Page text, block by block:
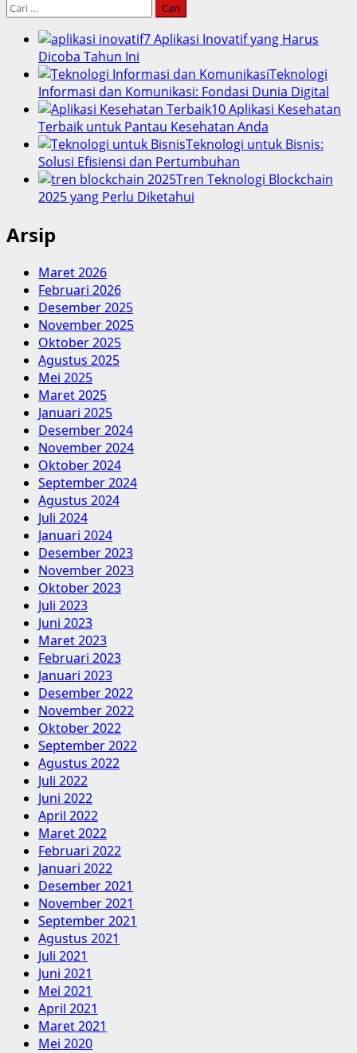
Cari
7 Aplikasi Inovatif yang Harus
Dicoba Tahun Ini
Teknologi
Informasi dan Komunikasi: Fondasi Dunia Digital
10 Aplikasi Kesehatan
Terbaik untuk Pantau Kesehatan Anda
Teknologi untuk Bisnis:
Solusi Efisiensi dan Pertumbuhan
Tren Teknologi Blockchain
2025 yang Perlu Diketahui
Arsip
Maret 2026
Februari 2026
Desember 2025
November 2025
Oktober 2025
Agustus 2025
Mei 2025
Maret 2025
Januari 2025
Desember 2024
November 2024
Oktober 2024
September 2024
Agustus 2024
Juli 2024
Januari 2024
Desember 2023
November 2023
Oktober 2023
Juli 2023
Juni 2023
Maret 2023
Februari 2023
Januari 2023
Desember 2022
November 2022
Oktober 2022
September 2022
Agustus 2022
Juli 2022
Juni 2022
April 2022
Maret 2022
Februari 2022
Januari 2022
Desember 2021
November 2021
September 2021
Agustus 2021
Juli 2021
Juni 2021
Mei 2021
April 2021
Maret 2021
Mei 2020